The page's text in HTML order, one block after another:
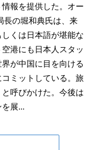
報を提供した。オー
長の堀和典氏は、来
くは日本語が堪能な
港にも日本人スタッ
が中国に目を向ける
ミットしている。旅
呼びかけた。今後は
展...